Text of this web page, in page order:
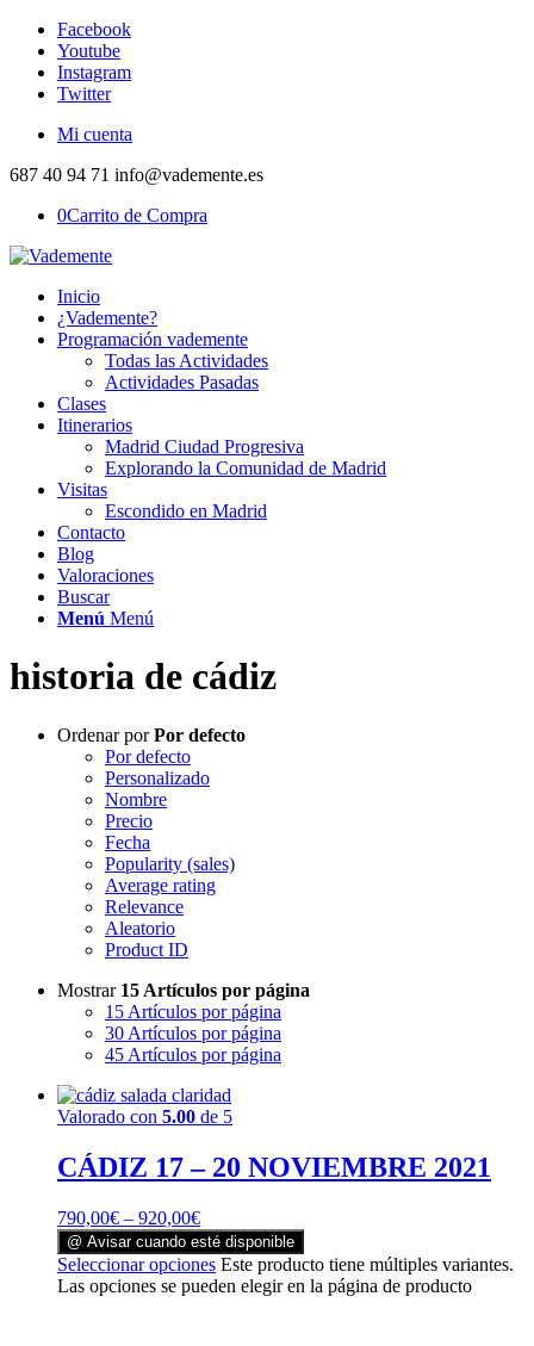
Facebook
Youtube
Instagram
Twitter
Mi cuenta
687 40 94 71 info@vademente.es
0Carrito de Compra
Inicio
¿Vademente?
Programación vademente
Todas las Actividades
Actividades Pasadas
Clases
Itinerarios
Madrid Ciudad Progresiva
Explorando la Comunidad de Madrid
Visitas
Escondido en Madrid
Contacto
Blog
Valoraciones
Buscar
Menú Menú
historia de cádiz
Ordenar porPor defecto
Por defecto
Personalizado
Nombre
Precio
Fecha
Popularity (sales)
Average rating
Relevance
Aleatorio
Product ID
Mostrar 15 Artículos por página
15 Artículos por página
30 Artículos por página
45 Artículos por página
Valorado con 5.00 de 5
CÁDIZ 17 – 20 NOVIEMBRE 2021
790,00€ – 920,00€
@ Avisar cuando esté disponible
Seleccionar opciones Este producto tiene múltiples variantes.
Las opciones se pueden elegir en la página de producto